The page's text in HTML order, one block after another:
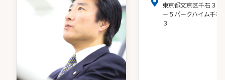
東京都文京区千石３－
－５パークハイム千石
３